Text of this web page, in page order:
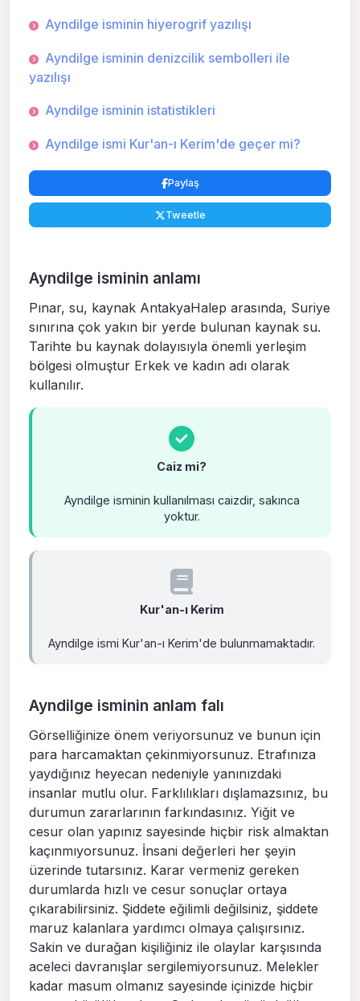
Ayndilge isminin hiyerogrif yazılışı
Ayndilge isminin denizcilik sembolleri ile
yazılışı
Ayndilge isminin istatistikleri
Ayndilge ismi Kur'an-ı Kerim'de geçer mi?
Paylaş
Tweetle
Ayndilge isminin anlamı
Pınar, su, kaynak AntakyaHalep arasında, Suriye
sınırına çok yakın bir yerde bulunan kaynak su.
Tarihte bu kaynak dolayısıyla önemli yerleşim
bölgesi olmuştur Erkek ve kadın adı olarak
kullanılır.
Caiz mi?
Ayndilge isminin kullanılması caizdir, sakınca
yoktur.
Kur'an-ı Kerim
Ayndilge ismi Kur'an-ı Kerim'de bulunmamaktadır.
Ayndilge isminin anlam falı
Görselliğinize önem veriyorsunuz ve bunun için
para harcamaktan çekinmiyorsunuz. Etrafınıza
yaydığınız heyecan nedeniyle yanınızdaki
insanlar mutlu olur. Farklılıkları dışlamazsınız, bu
durumun zararlarının farkındasınız. Yiğit ve
cesur olan yapınız sayesinde hiçbir risk almaktan
kaçınmıyorsunuz. İnsani değerleri her şeyin
üzerinde tutarsınız. Karar vermeniz gereken
durumlarda hızlı ve cesur sonuçlar ortaya
çıkarabilirsiniz. Şiddete eğilimli değilsiniz, şiddete
maruz kalanlara yardımcı olmaya çalışırsınız.
Sakin ve durağan kişiliğiniz ile olaylar karşısında
aceleci davranışlar sergilemiyorsunuz. Melekler
kadar masum olmanız sayesinde içinizde hiçbir